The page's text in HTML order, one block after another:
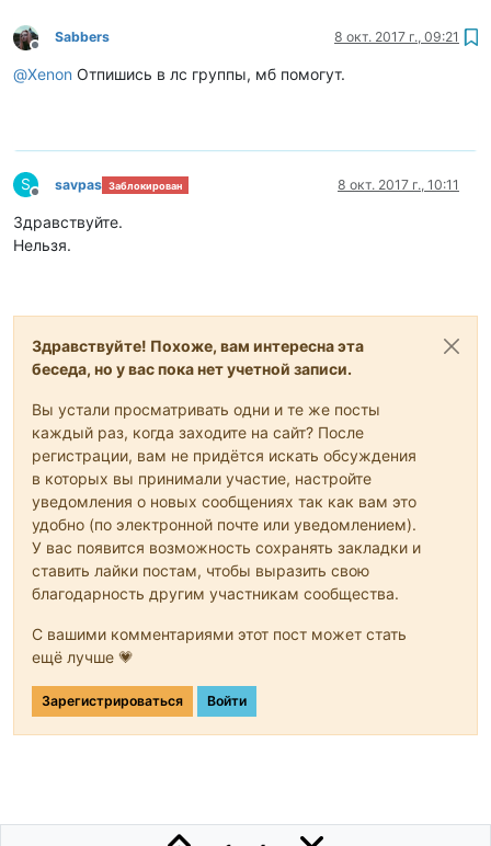
Не в сети
Sabbers 8 окт. 2017 г., 09:21
@Xenon Отпишись в лс группы, мб помогут.
S
Не в сети
savpas Заблокирован 8 окт. 2017 г., 10:11
Здравствуйте.
Нельзя.
Здравствуйте! Похоже, вам интересна эта
беседа, но у вас пока нет учетной записи.
Вы устали просматривать одни и те же посты
каждый раз, когда заходите на сайт? После
регистрации, вам не придётся искать обсуждения
в которых вы принимали участие, настройте
уведомления о новых сообщениях так как вам это
удобно (по электронной почте или уведомлением).
У вас появится возможность сохранять закладки и
ставить лайки постам, чтобы выразить свою
благодарность другим участникам сообщества.
С вашими комментариями этот пост может стать
ещё лучше 💗
Зарегистрироваться Войти